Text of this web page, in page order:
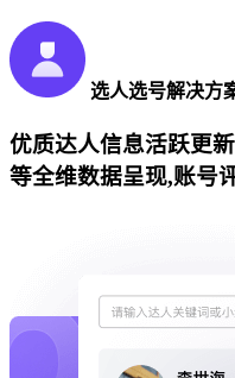
选人选号解决方
优质达人信息活跃更
等全维数据呈现,账号